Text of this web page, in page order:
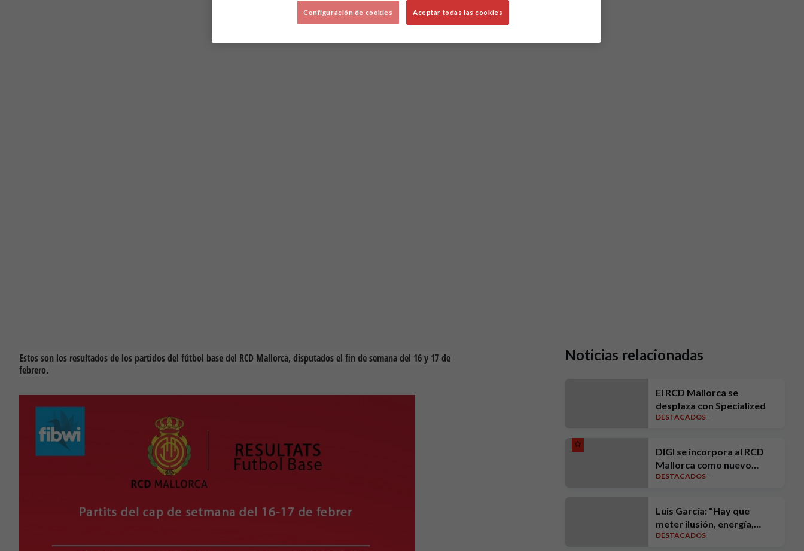
Estos son los resultados de los partidos del fútbol base del RCD Mallorca, disputados el fin de semana del 16 y 17 de
febrero.
Noticias relacionadas
El RCD Mallorca se
desplaza con Specialized
DESTACADOS
DIGI se incorpora al RCD
Mallorca como nuevo
Patrocinador Oficial
DESTACADOS
Luis García: "Hay que
meter ilusión, energía,
intensidad, ambición y
DESTACADOS
Aceptar todas las cookies
Configuración de cookies